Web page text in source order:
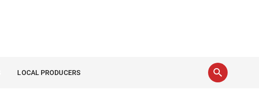
LOCAL PRODUCERS search